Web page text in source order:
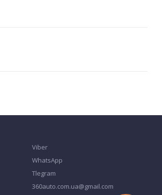
Viber
WhatsApp
Tlegram
360auto.com.ua@gmail.com